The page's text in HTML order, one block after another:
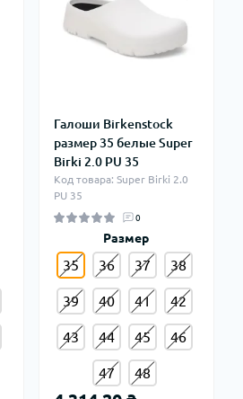
Галоши Birkenstock
размер 35 белые Super
Birki 2.0 PU 35
Код товара: Super Birki 2.0
PU 35
0
Размер
35 36 37 38
39 40 41 42
43 44 45 46
47 48